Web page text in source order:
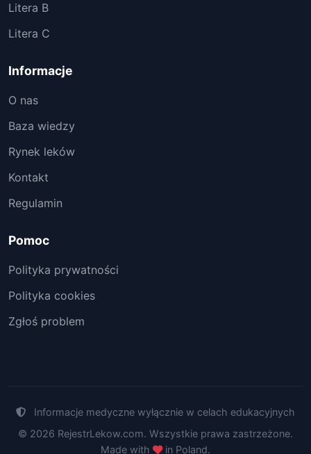
Litera B
Litera C
Informacje
O nas
Baza wiedzy
Rynek leków
Kontakt
Regulamin
Pomoc
Polityka prywatności
Polityka cookies
Zgłoś problem
Informacje medyczne wyłącznie w celach edukacyjnych
© 2026 RejestrLekow.com. Wszystkie prawa zastrzeżone.
Made with
in Poland.